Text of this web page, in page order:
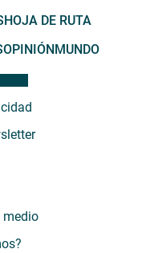
HOJA DE RUTA
OPINIÓNMUNDO
medio